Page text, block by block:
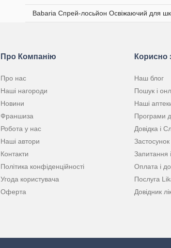
Babaria Спрей-лосьйон Освіжаючий для
Про Компанію
Про нас
Наші нагороди
Новини
Франшиза
Робота у нас
Наші автори
Контакти
Політика конфіденційності
Угода користувача
Оферта
Корисно
Наш блог
Пошук і
Наші
Програми
Довідка і
Застосунок
Запитання і
Оплата і
Послуга
Довідник